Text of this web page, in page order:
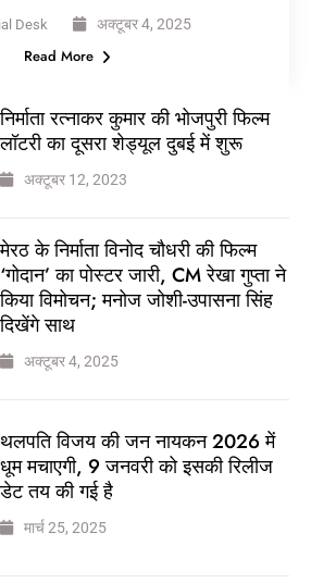
Desk अक्टूबर 4, 2025
Read More
निर्माता रत्नाकर कुमार की भोजपुरी फिल्म
लॉटरी का दूसरा शेड्यूल दुबई में शुरू
अक्टूबर 12, 2023
मेरठ के निर्माता विनोद चौधरी की फिल्म
‘गोदान’ का पोस्टर जारी, CM रेखा गुप्ता ने
किया विमोचन; मनोज जोशी-उपासना सिंह
दिखेंगे साथ
अक्टूबर 4, 2025
थलपति विजय की जन नायकन 2026 में
धूम मचाएगी, 9 जनवरी को इसकी रिलीज
डेट तय की गई है
मार्च 25, 2025